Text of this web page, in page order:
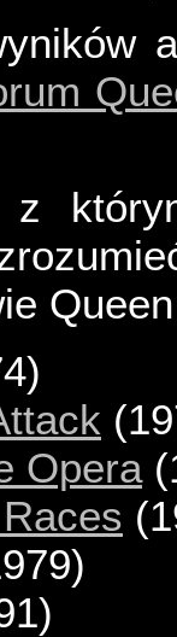
z
Opera